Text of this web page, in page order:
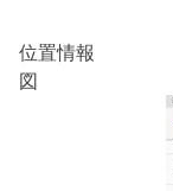
位置情報
図